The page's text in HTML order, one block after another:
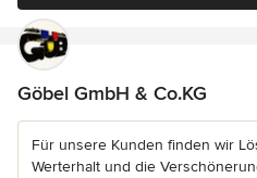
Göbel GmbH & Co.KG
Für unsere Kunden finden wir
Werterhalt und die